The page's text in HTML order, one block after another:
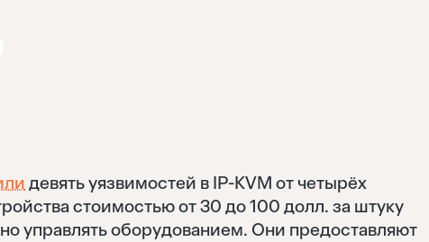
девять уязвимостей в IP-KVM от четырёх
стоимостью от 30 до 100 долл. за штуку
управлять оборудованием. Они предоставляют